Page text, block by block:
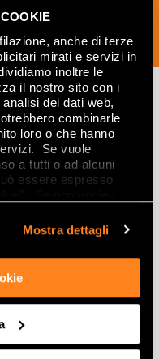
anche di terze
mirati e servizi in
inoltre le
il nostro sito con i
dei dati web,
combinarle
loro o che hanno
Se vuole
a tutti o ad alcuni
essere espresso
Mostra dettagli
e cemento